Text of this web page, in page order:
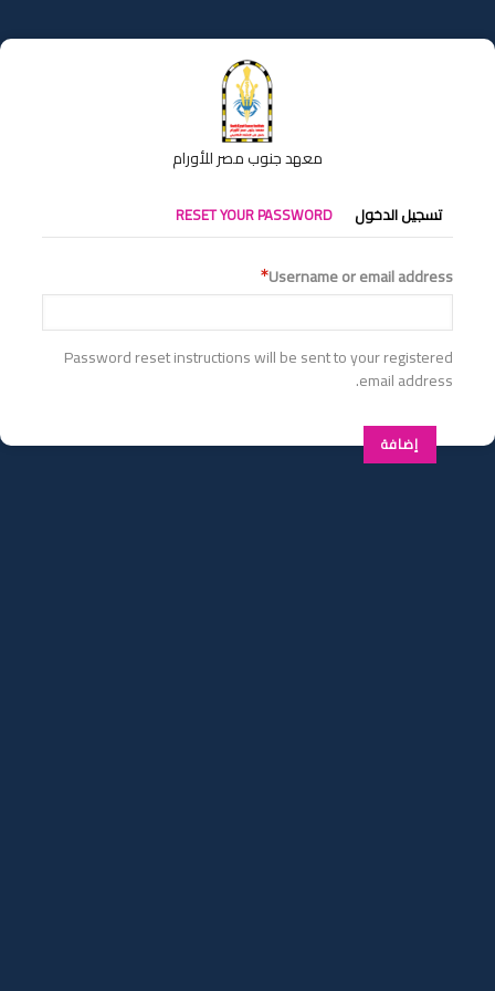
إلى
المحتوى
معهد جنوب مصر للأورام
التبويبات
الأساسية
تسجيل الدخول RESET YOUR PASSWORD
Username or email address
Password reset instructions will be sent to your registered
email address.